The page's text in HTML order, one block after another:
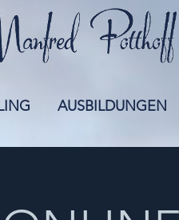
AUSBILDUNGEN